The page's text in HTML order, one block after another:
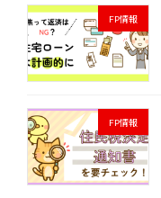
FP情報
FP情報